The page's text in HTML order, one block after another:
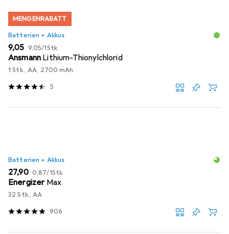
MENGENRABATT
Batterien + Akkus
EUR
9,05 EUR
9,05/1Stk.
Ansmann Lithium-Thionylchlorid
1 Stk., AA, 2700 mAh
5
Batterien + Akkus
EUR
27,90 EUR
0,87/1Stk.
Energizer Max
32 Stk., AA
906